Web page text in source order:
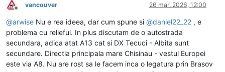
Deconectat
vancouver 26 mar. 2026, 12:00
@arwise Nu e rea ideea, dar cum spune si @daniel22_22 , e
problema cu relieful. In plus discutam de o autostrada
secundara, adica atat A13 cat si DX Tecuci - Albita sunt
secundare. Directia principala mare Chisinau - vestul Europei
este via A8. Nu are rost sa le facem inca o legatura prin Brasov